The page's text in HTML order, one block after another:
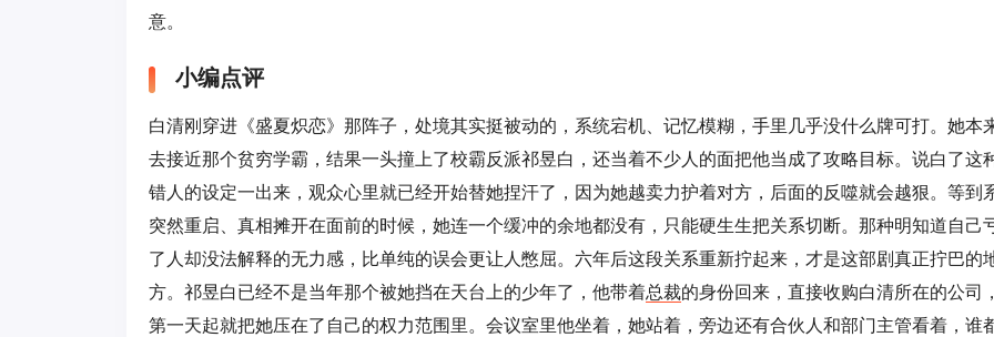
意。
小编点评
白清刚穿进《盛夏炽恋》那阵子，处境其实挺被动的，系统宕机、记忆模糊，手里几乎没什么牌可打。她本
去接近那个贫穷学霸，结果一头撞上了校霸反派祁昱白，还当着不少人的面把他当成了攻略目标。说白了这
错人的设定一出来，观众心里就已经开始替她捏汗了，因为她越卖力护着对方，后面的反噬就会越狠。等到
突然重启、真相摊开在面前的时候，她连一个缓冲的余地都没有，只能硬生生把关系切断。那种明知道自己
了人却没法解释的无力感，比单纯的误会更让人憋屈。六年后这段关系重新拧起来，才是这部剧真正拧巴的
方。祁昱白已经不是当年那个被她挡在天台上的少年了，他带着总裁的身份回来，直接收购白清所在的公司
第一天起就把她压在了自己的权力范围里。会议室里他坐着，她站着，旁边还有合伙人和部门主管看着，谁